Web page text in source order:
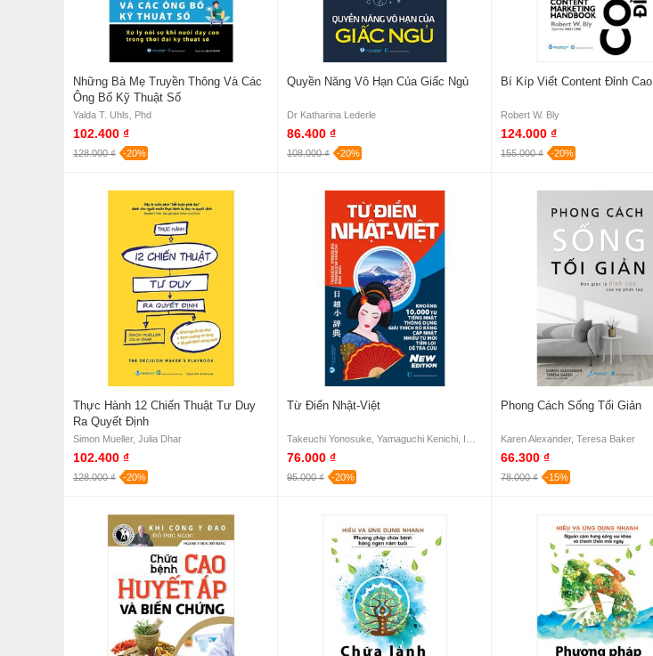
Những Bà Mẹ Truyền Thông Và Các
Ông Bố Kỹ Thuật Số
Yalda T. Uhls, Phd
102.400 ₫
128.000 ₫ -20%
Quyền Năng Vô Hạn Của Giấc Ngủ
Dr Katharina Lederle
86.400 ₫
108.000 ₫ -20%
Bí Kíp Viết Content Đỉnh Cao
Robert W. Bly
124.000 ₫
155.000 ₫ -20%
Thực Hành 12 Chiến Thuật Tư Duy
Ra Quyết Định
Simon Mueller, Julia Dhar
102.400 ₫
128.000 ₫ -20%
Từ Điển Nhật-Việt
76.000 ₫
95.000 ₫ -20%
Phong Cách Sống Tối Giản
Karen Alexander, Teresa Baker
66.300 ₫
78.000 ₫ -15%